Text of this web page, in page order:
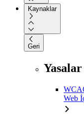
Kaynaklar
Geri
Web